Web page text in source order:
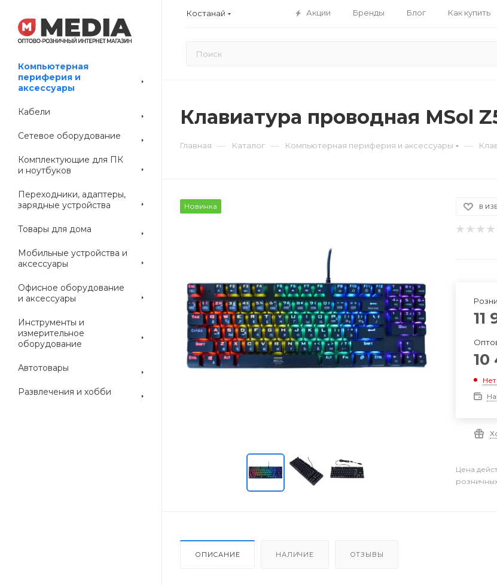
Костанай Акции Бренды Блог Как купить
Компьютерная
периферия и
аксессуары
Кабели
Сетевое оборудование
Комплектующие для ПК
и ноутбуков
Переходники, адаптеры,
зарядные устройства
Товары для дома
Мобильные устройства и
аксессуары
Офисное оборудование
и аксессуары
Инструменты и
измерительное
оборудование
Автотовары
Развлечения и хобби
Клавиатура проводная MSol
Главная — Каталог — Компьютерная периферия и аксессуары —
Новинка В
11
10
Цена
ОПИСАНИЕ НАЛИЧИЕ ОТЗЫВЫ